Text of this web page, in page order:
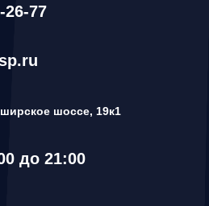
26-77
шоссе, 19к1
до 21:00